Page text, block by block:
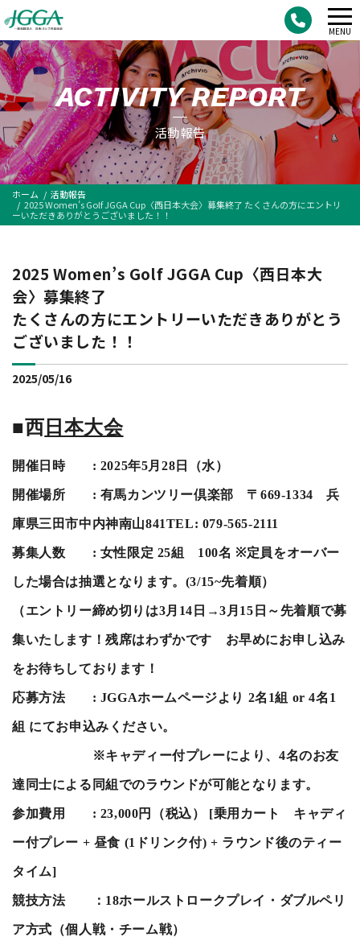
ACTIVITY REPORT
活動報告
ホーム
活動報告
2025 Women’s Golf JGGA Cup〈西日本大会〉募集終了 たくさんの方にエントリ
ーいただきありがとうございました！！
2025 Women’s Golf JGGA Cup〈西日本大
会〉募集終了
たくさんの方にエントリーいただきありがとう
ございました！！
2025/05/16
■西 日本大会
開催日時 : 2025年5月28 日（水）
開催場所 : 有馬カンツリー倶楽部 〒669-1334 兵
庫県三田市中内神南山841TEL: 079-565-2111
募集人数 : 女性限定 25組 100名 ※定員をオーバー
した場合は抽選となります。(3/15~先着順）
（エントリー締め切りは3月14日→3月15日～先着順で募
集いたします！残席はわずかです お早めにお申し込み
をお待ちしております！
応募方法 : JGGAホームページより 2名 1組 or 4名 1
組 にてお申込みください。
※キャディー付プレーにより、 4名のお友
達同士による同組でのラウンドが可能となります。
参加費用 : 23,000円（税込） [乗用カート キャディ
ー付プレー + 昼食 (1 ドリンク付) + ラウンド後のティー
タイム]
競技方法 ： 18ホールストロークプレイ・ダブルペリ
ア方式（個人戦・チーム戦）
メ
ニ
ュ
ー
MENU